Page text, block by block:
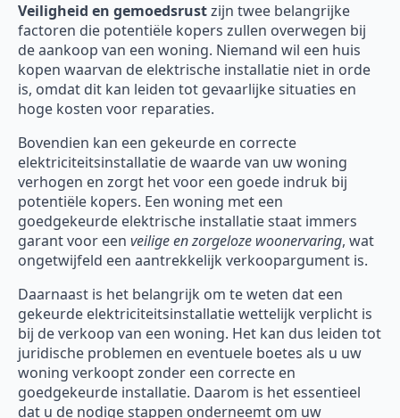
Veiligheid en gemoedsrustzijn twee belangrijke
factoren die potentiële kopers zullen overwegen bij
de aankoop van een woning. Niemand wil een huis
kopen waarvan de elektrische installatie niet in orde
is, omdat dit kan leiden tot gevaarlijke situaties en
hoge kosten voor reparaties.
Bovendien kan een gekeurde en correcte
elektriciteitsinstallatie de waarde van uw woning
verhogen en zorgt het voor een goede indruk bij
potentiële kopers. Een woning met een
goedgekeurde elektrische installatie staat immers
garant voor een veilige en zorgeloze woonervaring, wat
ongetwijfeld een aantrekkelijk verkoopargument is.
Daarnaast is het belangrijk om te weten dat een
gekeurde elektriciteitsinstallatie wettelijk verplicht is
bij de verkoop van een woning. Het kan dus leiden tot
juridische problemen en eventuele boetes als u uw
woning verkoopt zonder een correcte en
goedgekeurde installatie. Daarom is het essentieel
dat u de nodige stappen onderneemt om uw